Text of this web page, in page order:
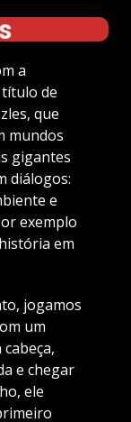
a
de
que
mundos
gigantes
diálogos:
e
exemplo
em
jogamos
um
e chegar
ele